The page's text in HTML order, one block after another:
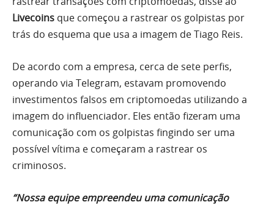
Livecoins que começou a rastrear os golpistas por
trás do esquema que usa a imagem de Tiago Reis.
De acordo com a empresa, cerca de sete perfis,
operando via Telegram, estavam promovendo
investimentos falsos em criptomoedas utilizando a
imagem do influenciador. Eles então fizeram uma
comunicação com os golpistas fingindo ser uma
possível vítima e começaram a rastrear os
criminosos.
“Nossa equipe empreendeu uma comunicação